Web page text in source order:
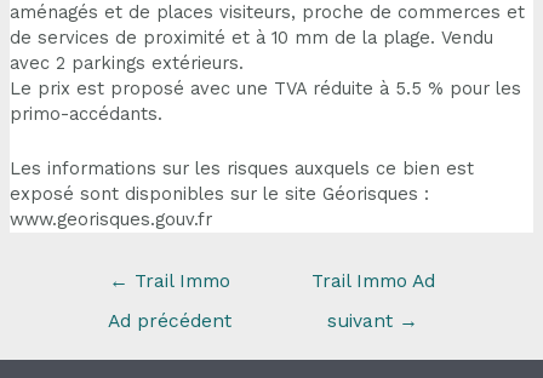
aménagés et de places visiteurs, proche de commerces et
de services de proximité et à 10 mm de la plage. Vendu
avec 2 parkings extérieurs.
Le prix est proposé avec une TVA réduite à 5.5 % pour les
primo-accédants.
Les informations sur les risques auxquels ce bien est
exposé sont disponibles sur le site Géorisques :
www.georisques.gouv.fr
← Trail Immo
Ad précédent
Trail Immo Ad
suivant →